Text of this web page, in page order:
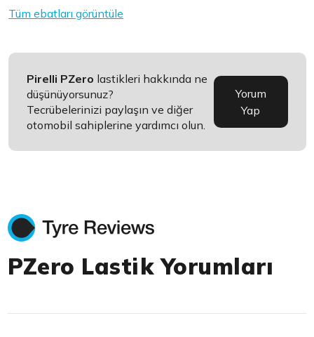
Tüm ebatları görüntüle
Pirelli PZero lastikleri hakkında ne
düşünüyorsunuz?
Tecrübelerinizi paylaşın ve diğer
otomobil sahiplerine yardımcı olun.
Yorum
Yap
PZero Lastik Yorumları